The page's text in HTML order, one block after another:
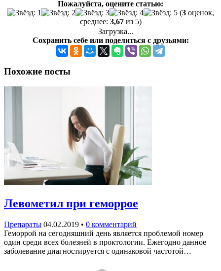
Пожалуйста, оцените статью:
(3оценок,
среднее: 3,67из 5)
Загрузка...
Сохранить себе или поделиться с друзьями:
Похожие посты
Левометил при геморрое
Препараты 04.02.2019 • 0 комментарий
Геморрой на сегодняшний день является проблемой номер
один среди всех болезней в проктологии. Ежегодно данное
заболевание диагностируется с одинаковой частотой…